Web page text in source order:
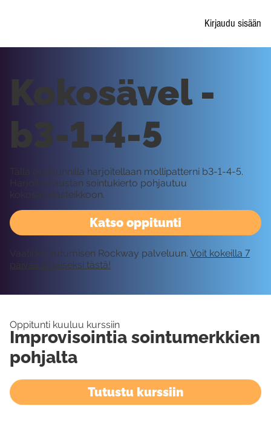
Kirjaudu sisään
Katso oppitunti
Kokosävel -
b3-1-4-5
Tällä oppitunnilla harjoitellaan mollipatterni b3-1-4-5.
Harjoitustaustan sointukierto pohjautuu
kokosävelasteikkoon.
Vaatii kirjautumisen Rockway palveluun. Voit kokeilla 7
päivää ilmaiseksi tästä!
Oppitunti kuuluu kurssiin
Improvisointia sointumerkkien
pohjalta
Tutustu kurssiin